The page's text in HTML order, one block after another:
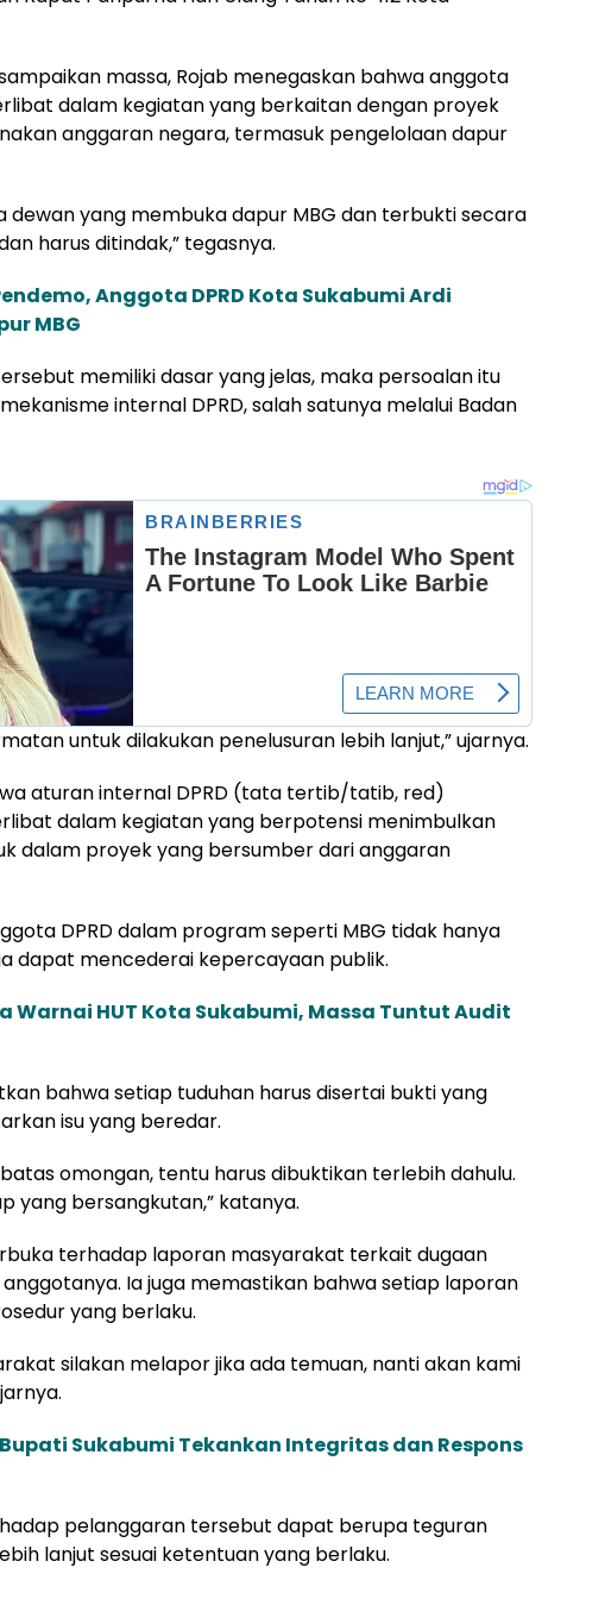
massa, Rojab menegaskan bahwa anggota
dalam kegiatan yang berkaitan dengan proyek
anggaran negara, termasuk pengelolaan dapur
dewan yang membuka dapur MBG dan terbukti secara
harus ditindak,” tegasnya.
Anggota DPRD Kota Sukabumi Ardi
MBG
memiliki dasar yang jelas, maka persoalan itu
internal DPRD, salah satunya melalui Badan
untuk dilakukan penelusuran lebih lanjut,” ujarnya.
aturan internal DPRD (tata tertib/tatib, red)
dalam kegiatan yang berpotensi menimbulkan
dalam proyek yang bersumber dari anggaran
DPRD dalam program seperti MBG tidak hanya
dapat mencederai kepercayaan publik.
Warnai HUT Kota Sukabumi, Massa Tuntut Audit
bahwa setiap tuduhan harus disertai bukti yang
isu yang beredar.
omongan, tentu harus dibuktikan terlebih dahulu.
yang bersangkutan,” katanya.
terhadap laporan masyarakat terkait dugaan
Ia juga memastikan bahwa setiap laporan
yang berlaku.
silakan melapor jika ada temuan, nanti akan kami
Bupati Sukabumi Tekankan Integritas dan Respons
pelanggaran tersebut dapat berupa teguran
lanjut sesuai ketentuan yang berlaku.